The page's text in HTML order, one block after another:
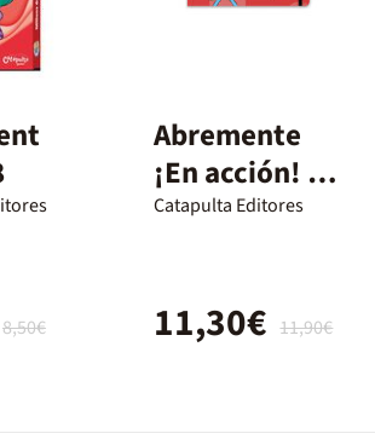
8,50€
Abremente
¡En acción! 7-8
años
Catapulta Editores
11,90€
11,30€